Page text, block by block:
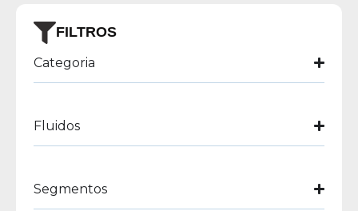
FILTROS
Categoria
Fluidos
Segmentos